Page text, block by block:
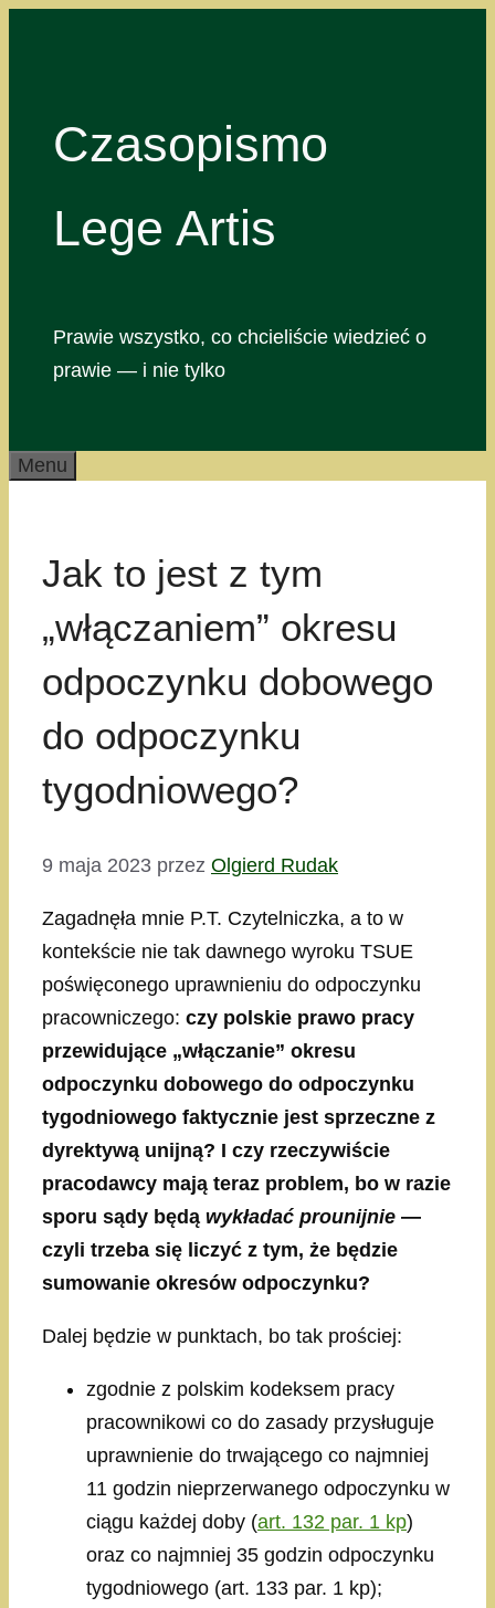
Czasopismo
Lege Artis
Prawie wszystko, co chcieliście wiedzieć o
prawie — i nie tylko
Menu
Jak to jest z tym
„włączaniem” okresu
odpoczynku dobowego
do odpoczynku
tygodniowego?
9 maja 2023 przez Olgierd Rudak
Zagadnęła mnie P.T. Czytelniczka, a to w
kontekście nie tak dawnego wyroku TSUE
poświęconego uprawnieniu do odpoczynku
pracowniczego: czy polskie prawo pracy
przewidujące „włączanie” okresu
odpoczynku dobowego do odpoczynku
tygodniowego faktycznie jest sprzeczne z
dyrektywą unijną? I czy rzeczywiście
pracodawcy mają teraz problem, bo w razie
sporu sądy będą wykładać prounijnie —
czyli trzeba się liczyć z tym, że będzie
sumowanie okresów odpoczynku?
Dalej będzie w punktach, bo tak prościej:
zgodnie z polskim kodeksem pracy
pracownikowi co do zasady przysługuje
uprawnienie do trwającego co najmniej
11 godzin nieprzerwanego odpoczynku w
ciągu każdej doby (art. 132 par. 1 kp)
oraz co najmniej 35 godzin odpoczynku
tygodniowego (art. 133 par. 1 kp);